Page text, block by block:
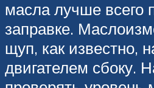
масла лучше всего
заправке.
щуп, как известно,
двигателем сбоку.